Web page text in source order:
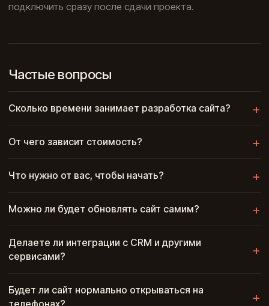
подключить сразу после сдачи проекта.
Частые вопросы
Сколько времени занимает разработка сайта?
От чего зависит стоимость?
Что нужно от вас, чтобы начать?
Можно ли будет обновлять сайт самим?
Делаете ли интеграции с CRM и другими
сервисами?
Будет ли сайт нормально открываться на